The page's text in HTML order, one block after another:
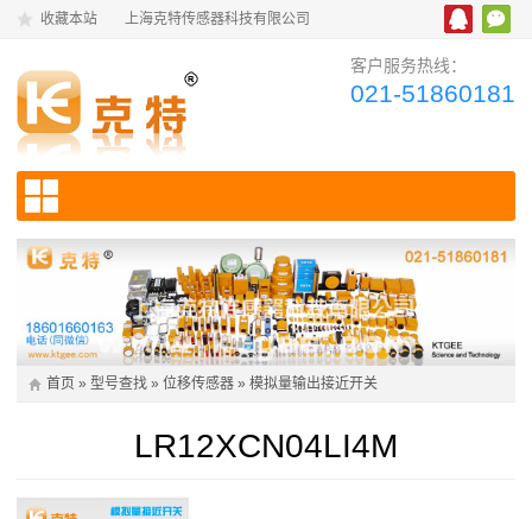
收藏本站 上海克特传感器科技有限公司
客户服务热线：
021-51860181
首页 » 型号查找 » 位移传感器 » 模拟量输出接近开关
LR12XCN04LI4M